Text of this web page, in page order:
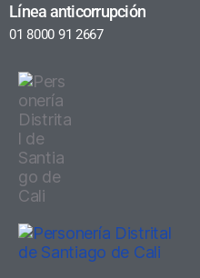
Línea anticorrupción
01 8000 91 2667